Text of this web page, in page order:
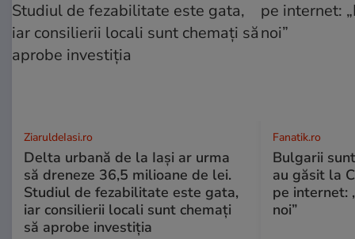
ZiaruldeIasi.ro
Delta urbană de la Iași ar urma
să dreneze 36,5 milioane de lei.
Studiul de fezabilitate este gata,
iar consilierii locali sunt chemați
să aprobe investiția
Fanatik.ro
Bulgarii
au găsit la
pe internet:
noi”